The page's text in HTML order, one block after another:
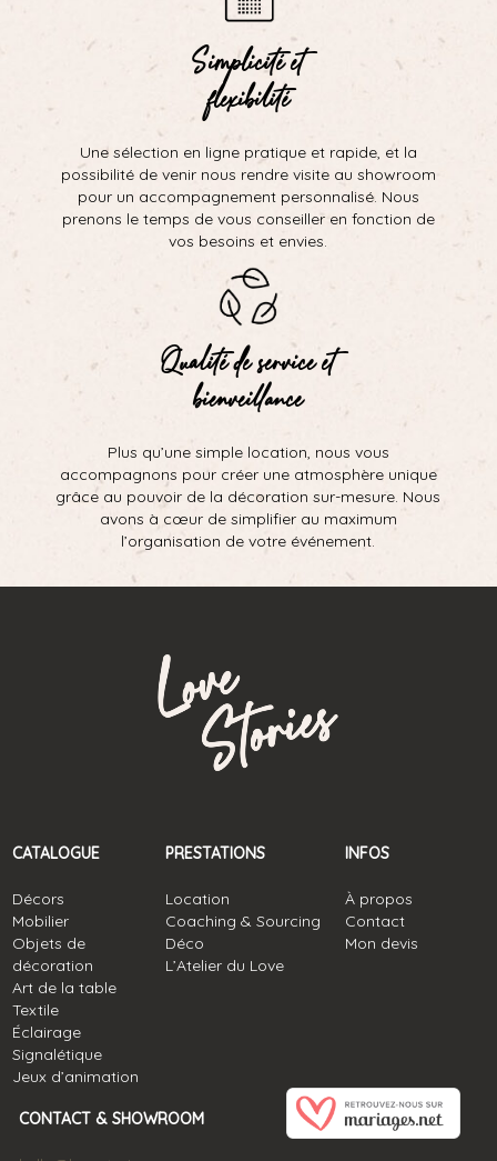
Simplicité et
flexibilité
Une sélection en ligne pratique et rapide, et la
possibilité de venir nous rendre visite au showroom
pour un accompagnement personnalisé. Nous
prenons le temps de vous conseiller en fonction de
vos besoins et envies.
Qualité de service et
bienveillance
Plus qu’une simple location, nous vous
accompagnons pour créer une atmosphère unique
grâce au pouvoir de la décoration sur-mesure. Nous
avons à cœur de simplifier au maximum
l’organisation de votre événement.
CATALOGUE
Décors
Mobilier
Objets de
décoration
Art de la table
Textile
Éclairage
Signalétique
Jeux d’animation
PRESTATIONS
Location
Coaching & Sourcing
Déco
L’Atelier du Love
INFOS
À propos
Contact
Mon devis
CONTACT & SHOWROOM